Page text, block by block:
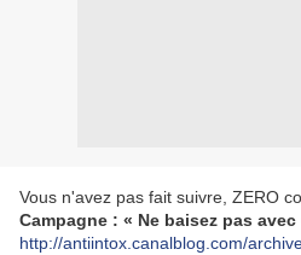
Vous n'avez pas fait suivre, ZERO
Campagne : « Ne baisez pas
http://antiintox.canalblog.com/